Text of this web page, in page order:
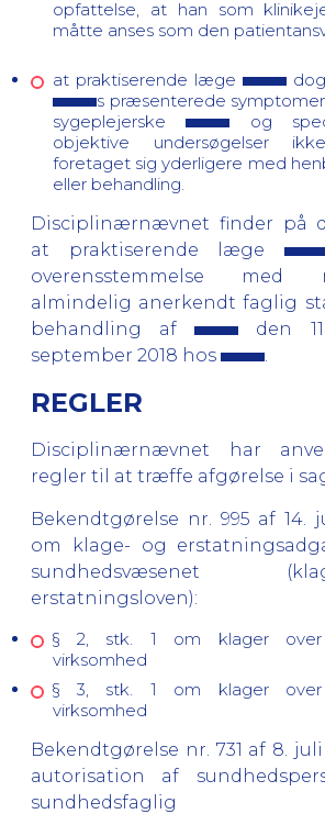
opfattelse, at han som
måtte anses som den
at praktiserende læge
s præsenterede
sygeplejerske
og
objektive undersøgelser
foretaget sig yderligere med
eller behandling.
Disciplinærnævnet finder på
at praktiserende læge
overensstemmelse
almindelig anerkendt faglig
behandling af
den
september 2018 hos
.
REGLER
Disciplinærnævnet har
regler til at træffe afgørelse i
Bekendtgørelse nr. 995 af 14.
om klage- og
sundhedsvæsenet
erstatningsloven):
§ 2, stk. 1 om klager over
virksomhed
§ 3, stk. 1 om klager over
virksomhed
Bekendtgørelse nr. 731 af 8.
autorisation af
sundhedsfaglig